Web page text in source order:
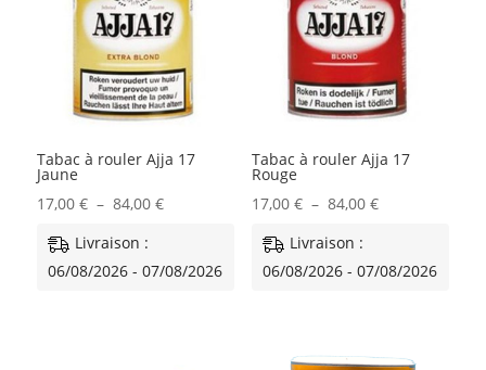
Tabac à rouler Ajja 17
Jaune
17,00 € – 84,00 €Plage
Livraison :
06/08/2026 - 07/08/2026
Tabac à rouler Ajja 17
Rouge
17,00 € – 84,00 €Plage
Livraison :
06/08/2026 - 07/08/2026